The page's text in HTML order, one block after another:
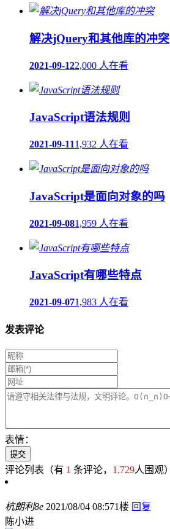
解决jQuery和其他库的冲突
2021-09-122,000 人在看
JavaScript语法规则
2021-09-111,932 人在看
JavaScript是面向对象的吗
2021-09-081,959 人在看
JavaScript有哪些特点
2021-09-071,983 人在看
发表评论
表情：
评论列表 （有 1 条评论， 1,729人围观）
杭朗利8e 2021/08/04 08:571楼 回复
陈小进